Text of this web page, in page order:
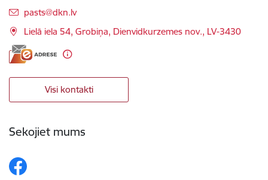
E-pasts:
pasts@dkn.lv
Lielā iela 54, Grobiņa, Dienvidkurzemes nov., LV-3430
Visi kontakti
Sekojiet mums